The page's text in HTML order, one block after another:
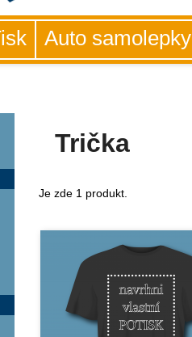
Tisk Auto samolepky
Trička
Je zde 1 produkt.